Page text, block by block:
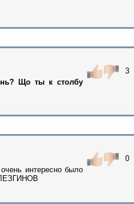
3
Що ты к столбу
0
интересно было
ЛЕЗГИНОВ